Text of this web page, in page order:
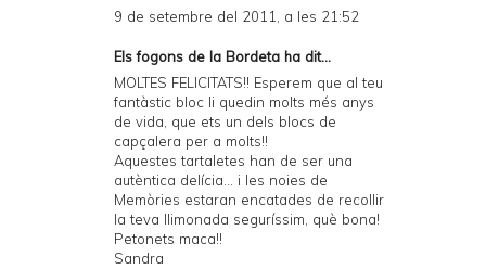
9 de setembre del 2011, a les 21:52
Els fogons de la Bordeta ha dit...
MOLTES FELICITATS!! Esperem que al teu
fantàstic bloc li quedin molts més anys
de vida, que ets un dels blocs de
capçalera per a molts!!
Aquestes tartaletes han de ser una
autèntica delícia... i les noies de
Memòries estaran encatades de recollir
la teva llimonada seguríssim, què bona!
Petonets maca!!
Sandra